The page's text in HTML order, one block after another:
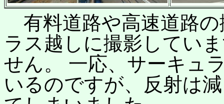
有料道路や高速道路
ラス越しに撮影してい
せん。 一応、サーキュ
いるのですが、反射は